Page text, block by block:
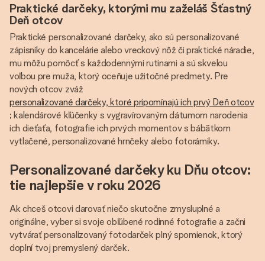
Praktické darčeky, ktorými mu zaželáš Šťastný
Deň otcov
Praktické personalizované darčeky, ako sú personalizované
zápisníky do kancelárie alebo vreckový nôž či praktické náradie,
mu môžu pomôcť s každodennými rutinami a sú skvelou
voľbou pre muža, ktorý oceňuje užitočné predmety. Pre
nových otcov zváž
personalizované darčeky, ktoré pripomínajú ich prvý Deň otcov
; kalendárové kľúčenky s vygravírovaným dátumom narodenia
ich dieťaťa, fotografie ich prvých momentov s bábätkom
vytlačené, personalizované hrnčeky alebo fotorámiky.
Personalizované darčeky ku Dňu otcov:
tie najlepšie v roku 2026
Ak chceš otcovi darovať niečo skutočne zmysluplné a
originálne, vyber si svoje obľúbené rodinné fotografie a začni
vytvárať personalizovaný fotodarček plný spomienok, ktorý
doplní tvoj premyslený darček.